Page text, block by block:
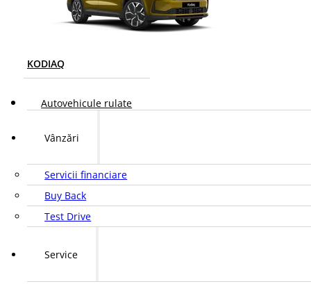
KODIAQ
Autovehicule rulate
Vânzări
Servicii financiare
Buy Back
Test Drive
Service